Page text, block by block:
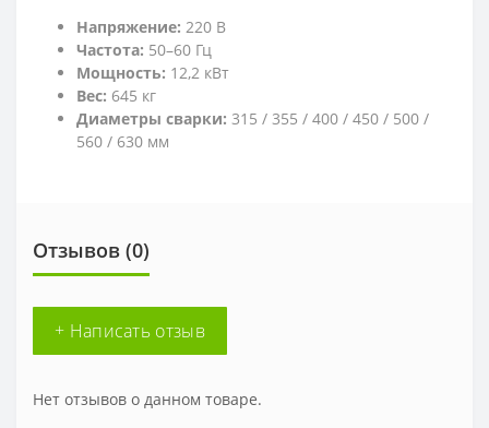
Напряжение: 220 В
Частота: 50–60 Гц
Мощность: 12,2 кВт
Вес: 645 кг
Диаметры сварки: 315 / 355 / 400 / 450 / 500 /
560 / 630 мм
Отзывов (0)
+ Написать отзыв
Нет отзывов о данном товаре.